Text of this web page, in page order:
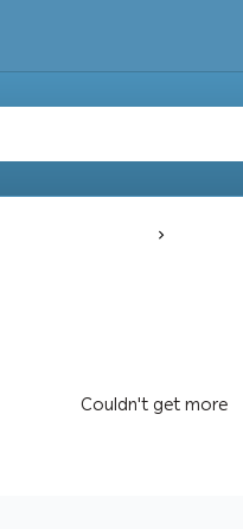
Couldn't get more